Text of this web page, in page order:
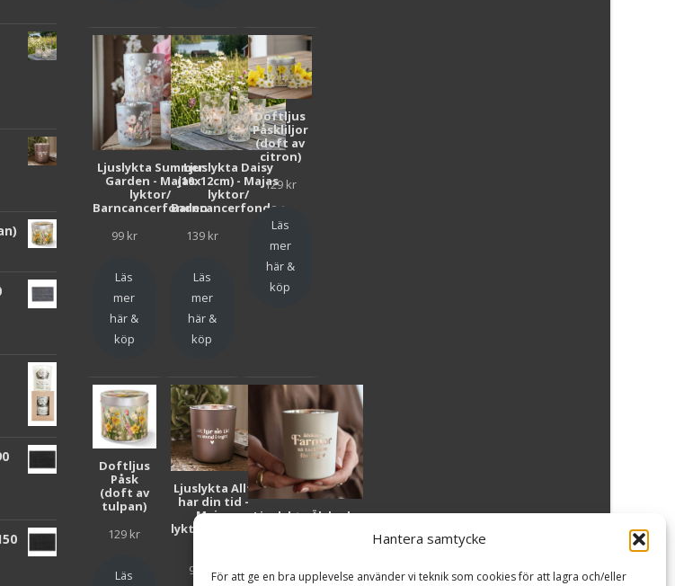
Hantera samtycke
För att ge en bra upplevelse använder vi teknik som cookies för att lagra och/eller
Ljuslykta Summer
Garden - Majas
lyktor/
Barncancerfonden
99 kr
Läs
mer
här &
köp
Ljuslykta Daisy
(10x12cm) - Majas
lyktor/
Barncancerfonden
139 kr
Läs
mer
här &
köp
Doftljus
Påskliljor
(doft av
citron)
129 kr
Läs
mer
här &
köp
Doftljus
Påsk
(doft av
tulpan)
129 kr
Läs
Ljuslykta Allt
har din tid -
Majas
lyktor/Suicide
99
kr
Ljuslykta Älskade